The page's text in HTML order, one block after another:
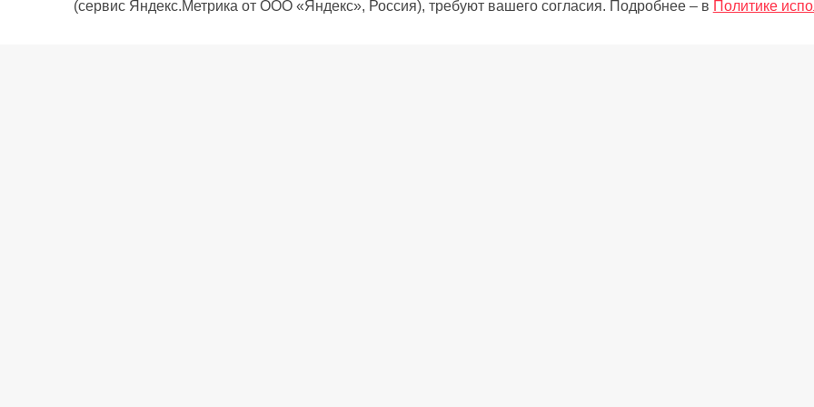
(сервис Яндекс.Метрика от ООО «Яндекс», Россия), требуют вашего согласия. Подробнее – в Политике